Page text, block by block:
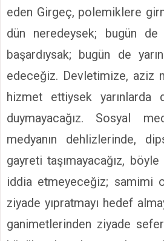
eden Girgeç, polemiklere
dün neredeysek; bugün
başardıysak; bugün de
edeceğiz. Devletimize, aziz
hizmet ettiysek
duymayacağız. Sosyal
medyanın dehlizlerinde,
gayreti taşımayacağız,
iddia etmeyeceğiz; samimi
ziyade yıpratmayı hedef
ganimetlerinden ziyade